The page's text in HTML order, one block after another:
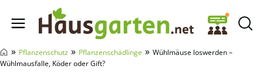
Hausgarten.net
» Pflanzenschutz » Pflanzenschädlinge » Wühlmäuse loswerden –
Wühlmausfalle, Köder oder Gift?